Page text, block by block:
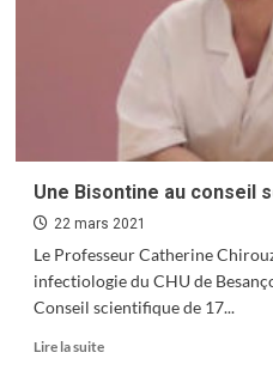
Une Bisontine au conseil
22 mars 2021
Le Professeur Catherine
infectiologie du CHU de
Conseil scientifique de 17...
Lire la suiteEn